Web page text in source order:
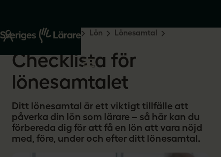
Start Råd och stöd Lön
Lönesamtal
Checklista lönesamtal
Checklista för
lönesamtalet
Ditt lönesamtal är ett viktigt tillfälle att
påverka din lön som lärare – så här kan du
förbereda dig för att få en lön att vara nöjd
med, före, under och efter ditt lönesamtal.